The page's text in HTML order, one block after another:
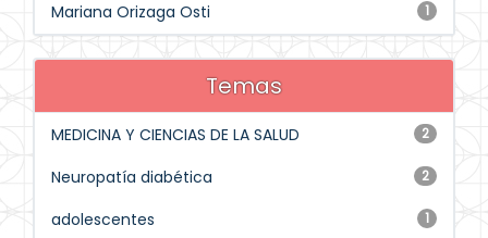
1
Mariana Orizaga Osti
Temas
2
MEDICINA Y CIENCIAS DE LA SALUD
2
Neuropatía diabética
1
adolescentes